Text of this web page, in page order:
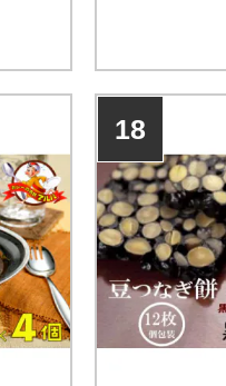
炒めもの、
しく召し上
18